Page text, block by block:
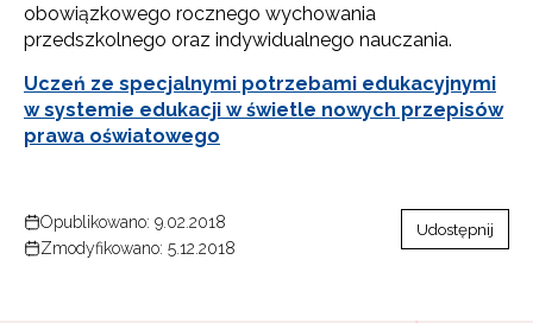
obowiązkowego rocznego wychowania
przedszkolnego oraz indywidualnego nauczania.
Uczeń ze specjalnymi potrzebami edukacyjnymi
w systemie edukacji w świetle nowych przepisów
prawa oświatowego
Opublikowano: 9.02.2018
Zmodyfikowano: 5.12.2018
Udostępnij